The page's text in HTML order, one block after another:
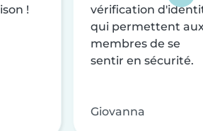
!
vérification
qui permettent
membres de se
sentir en sécurité.
Giovanna